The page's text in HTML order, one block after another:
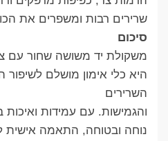
שרירים רבות ומשפרים את
סיכום
היא כלי אימון מושלם לשיפור
השרירים
והגמישות. עם עמידות
נוחה ובטוחה, התאמה אישית